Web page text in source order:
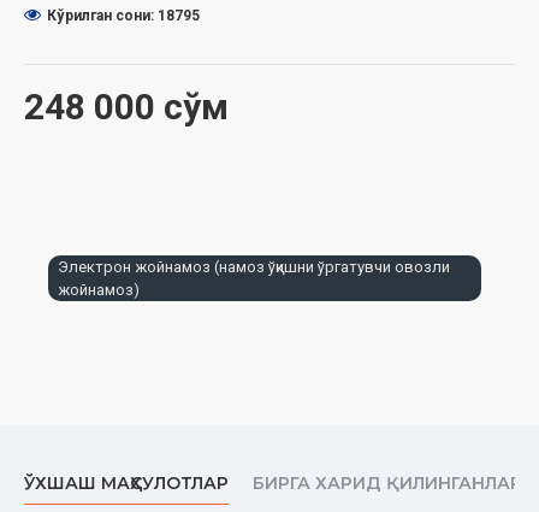
keyin yuving
Ushbu jihoz namoz o'qishni endi o'rganayotganlar yordamchi
vosita bo'lib, namozni o'rgatadigan kitob va ustozning o'rnini
zam sura o'qiyverish makruh.
248 000 сўм
Кўрилган сони: 18795
Электрон жойнамоз (намоз ўқишни ўргатувчи овозли
жойнамоз)
ЎХШАШ МАҲСУЛОТЛАР БИРГА ХАРИД ҚИЛИНГАНЛАР